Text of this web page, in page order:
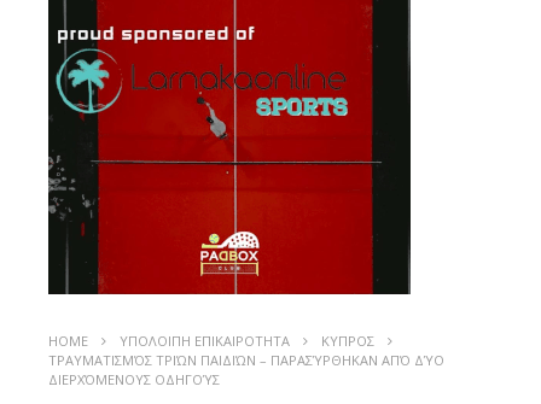
HOME ΥΠΟΛΟΙΠΗ ΕΠΙΚΑΙΡΟΤΗΤΑ
ΚΥΠΡΟΣ
ΤΡΑΥΜΑΤΙΣΜΌΣ ΤΡΙΏΝ ΠΑΙΔΙΏΝ – ΠΑΡΑΣΎΡΘΗΚΑΝ ΑΠΌ ΔΎΟ
ΔΙΕΡΧΌΜΕΝΟΥΣ ΟΔΗΓΟΎΣ